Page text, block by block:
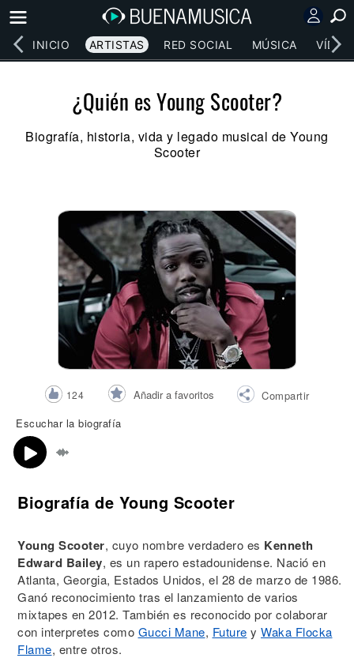
INICIO ARTISTAS RED SOCIAL MÚSICA
¿Quién es Young Scooter?
Biografía, historia, vida y legado musical de Young
Scooter
124 Añadir a favoritos
Compartir
Escuchar la biografía
Biografía de Young Scooter
Young Scooter, cuyo nombre verdadero es Kenneth
Edward Bailey, es un rapero estadounidense. Nació en
Atlanta, Georgia, Estados Unidos, el 28 de marzo de 1986.
Ganó reconocimiento tras el lanzamiento de varios
mixtapes en 2012. También es reconocido por colaborar
con interpretes como Gucci Mane, Future y Waka Flocka
Flame, entre otros.